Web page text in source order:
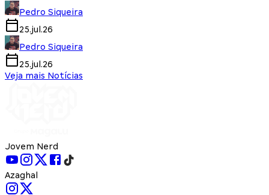
Pedro Siqueira
25.jul.26
Pedro Siqueira
25.jul.26
Veja mais Notícias
Jovem Nerd
Azaghal